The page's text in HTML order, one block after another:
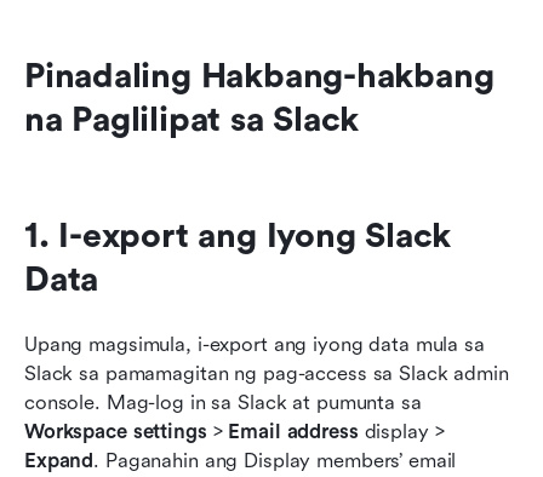
Pinadaling Hakbang-hakbang
na Paglilipat sa Slack
1. I-export ang Iyong Slack
Data
Upang magsimula, i-export ang iyong data mula sa
Slack sa pamamagitan ng pag-access sa Slack admin
Workspace settings > Email address
display >
Expand. Paganahin ang Display members’ email